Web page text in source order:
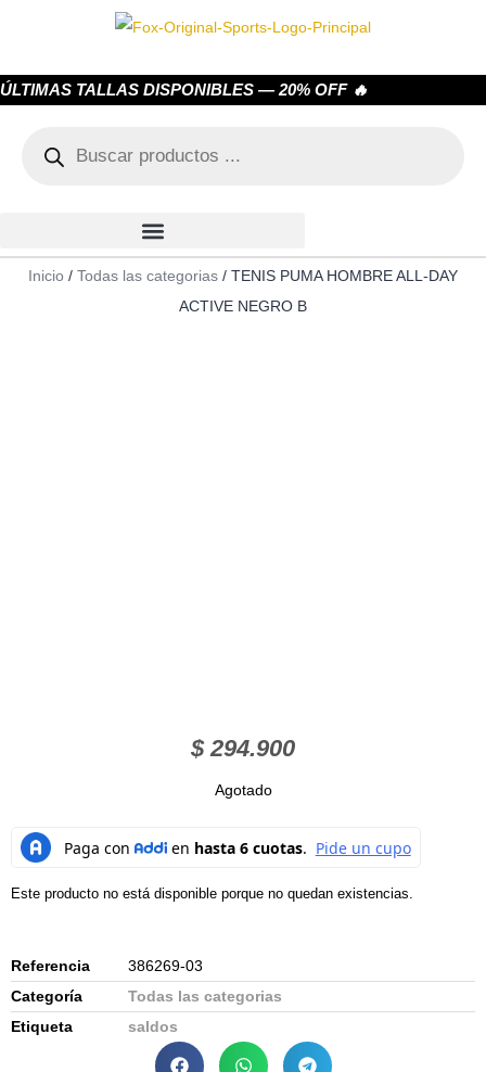
ÚLTIMAS TALLAS DISPONIBLES — 20% OFF 🔥
Inicio / Todas las categorias / TENIS PUMA HOMBRE ALL-DAY
ACTIVE NEGRO B
$294.900
Agotado
Este producto no está disponible porque no quedan existencias.
Referencia
386269-03
Categoría
Todas las categorias
Etiqueta
saldos